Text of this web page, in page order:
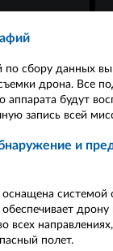
сбору данных
дрона. Все
аппарата будут
запись всей
и
системой
обеспечивает
всех
полет.